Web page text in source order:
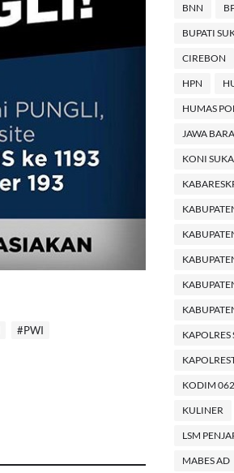
#PWI
BNN
BUPATI
CIREBON
HPN
HUMAS
JAWA
KONI
KODIM
KULINER
LSM
MABES AD